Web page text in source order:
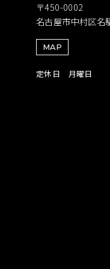
〒450-0002
名古屋市中村区名
MAP
定休日 月曜日